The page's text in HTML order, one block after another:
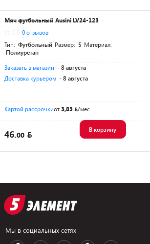
Мяч футбольный Ausini LV24-123
0 отзывов
Тип: Футбольный Размер: 5 Материал:
Полиуретан
Заказать в магазин - 8 августа
Доставка курьером - 8 августа
Картой рассрочкиот3,83 /мес
46.00
В корзину
Мы в социальных сетях